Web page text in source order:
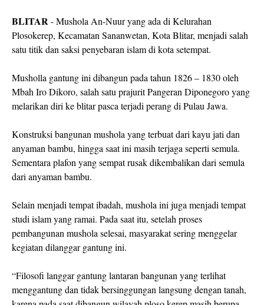
BLITAR - Mushola An-Nuur yang ada di Kelurahan
Plosokerep, Kecamatan Sananwetan, Kota Blitar, menjadi salah
satu titik dan saksi penyebaran islam di kota setempat.
Musholla gantung ini dibangun pada tahun 1826 – 1830 oleh
Mbah Iro Dikoro, salah satu prajurit Pangeran Diponegoro yang
melarikan diri ke blitar pasca terjadi perang di Pulau Jawa.
Konstruksi bangunan mushola yang terbuat dari kayu jati dan
anyaman bambu, hingga saat ini masih terjaga seperti semula.
Sementara plafon yang sempat rusak dikembalikan dari semula
dari anyaman bambu.
Selain menjadi tempat ibadah, mushola ini juga menjadi tempat
studi islam yang ramai. Pada saat itu, setelah proses
pembangunan mushola selesai, masyarakat sering menggelar
kegiatan dilanggar gantung ini.
“Filosofi langgar gantung lantaran bangunan yang terlihat
menggantung dan tidak bersinggungan langsung dengan tanah,